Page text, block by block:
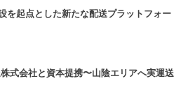
起点とした新たな配送プラットフォー
式会社と資本提携〜山陰エリアへ実運送